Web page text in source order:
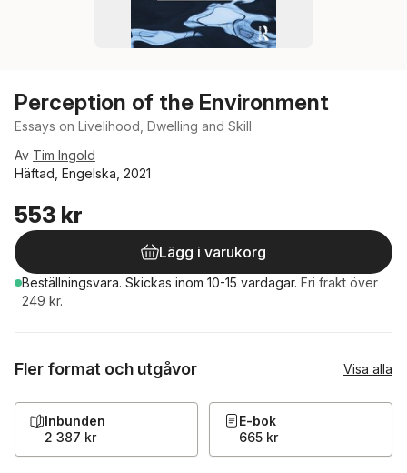
Perception of the Environment
Essays on Livelihood, Dwelling and Skill
Av Tim Ingold
Häftad, Engelska, 2021
553 kr
Lägg i varukorg
Beställningsvara. Skickas inom 10-15 vardagar. Fri frakt över
249 kr.
Fler format och utgåvor Visa alla
Inbunden
2 387 kr
E-bok
665 kr